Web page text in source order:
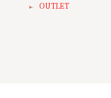
OUTLET